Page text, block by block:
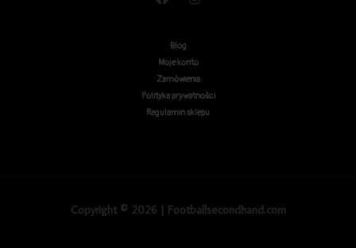
Blog
Moje konto
Zamówienia
Polityka prywatności
Regulamin sklepu
Copyright © 2026 | Footballsecondhand.com